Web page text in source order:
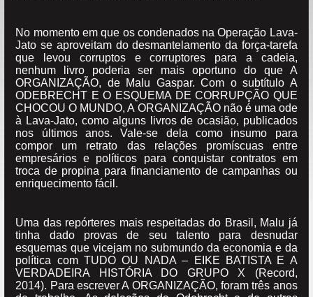
No momento em que os condenados na Operação Lava-
Jato se aproveitam do desmantelamento da força-tarefa
que levou corruptos e corruptores para a cadeia,
nenhum livro poderia ser mais oportuno do que A
ORGANIZAÇÃO, de Malu Gaspar. Com o subtítulo A
ODEBRECHT E O ESQUEMA DE CORRUPÇÃO QUE
CHOCOU O MUNDO, A ORGANIZAÇÃO não é uma ode
à Lava-Jato, como alguns livros de ocasião, publicados
nos últimos anos. Vale-se dela como insumo para
compor um retrato das relações promíscuas entre
empresários e políticos para conquistar contratos em
troca de propina para financiamento de campanhas ou
enriquecimento fácil.
Uma das repórteres mais respeitadas do Brasil, Malu já
tinha dado provas de seu talento para desnudar
esquemas que vicejam no submundo da economia e da
política com TUDO OU NADA – EIKE BATISTA E A
VERDADEIRA HISTÓRIA DO GRUPO X (Record,
2014). Para escrever A ORGANIZAÇÃO, foram três anos